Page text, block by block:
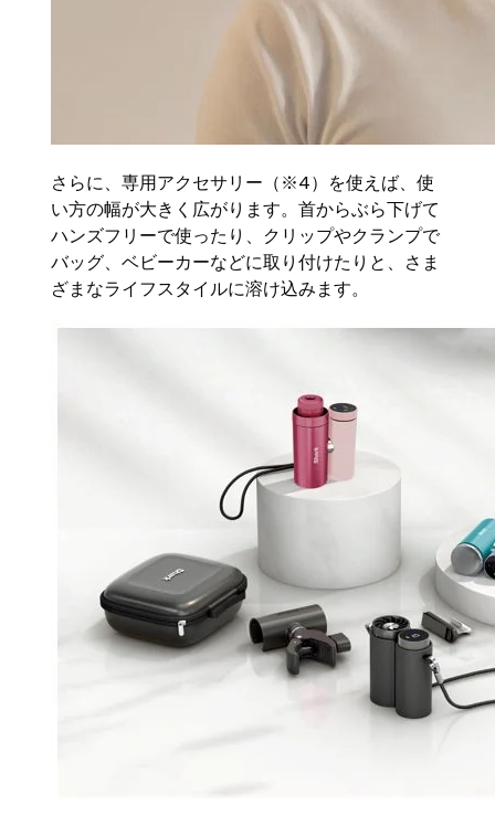
さらに、専用アクセサリー（※4）を使えば、使
い方の幅が大きく広がります。首からぶら下げて
ハンズフリーで使ったり、クリップやクランプで
バッグ、ベビーカーなどに取り付けたりと、さま
ざまなライフスタイルに溶け込みます。